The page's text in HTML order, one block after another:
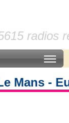
radios
Mans -